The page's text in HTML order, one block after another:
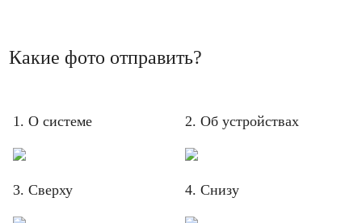
Какие фото отправить?
1. О системе 2. Об устройствах
3. Сверху 4. Снизу